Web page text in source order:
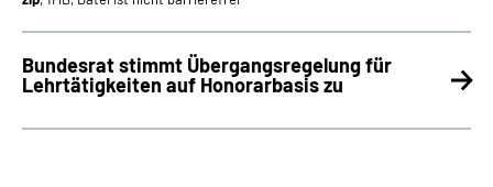
Bundesrat stimmt Übergangsregelung für
Lehrtätigkeiten auf Honorarbasis zu